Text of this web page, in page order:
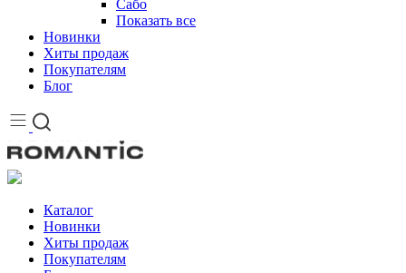
Сабо
Показать все
Новинки
Хиты продаж
Покупателям
Блог
Каталог
Новинки
Хиты продаж
Покупателям